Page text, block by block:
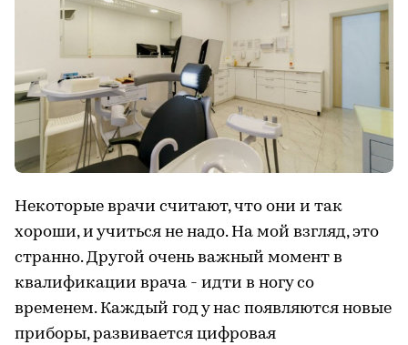
Некоторые врачи считают, что они и так
хороши, и учиться не надо. На мой взгляд, это
странно. Другой очень важный момент в
квалификации врача - идти в ногу со
временем. Каждый год у нас появляются новые
приборы, развивается цифровая